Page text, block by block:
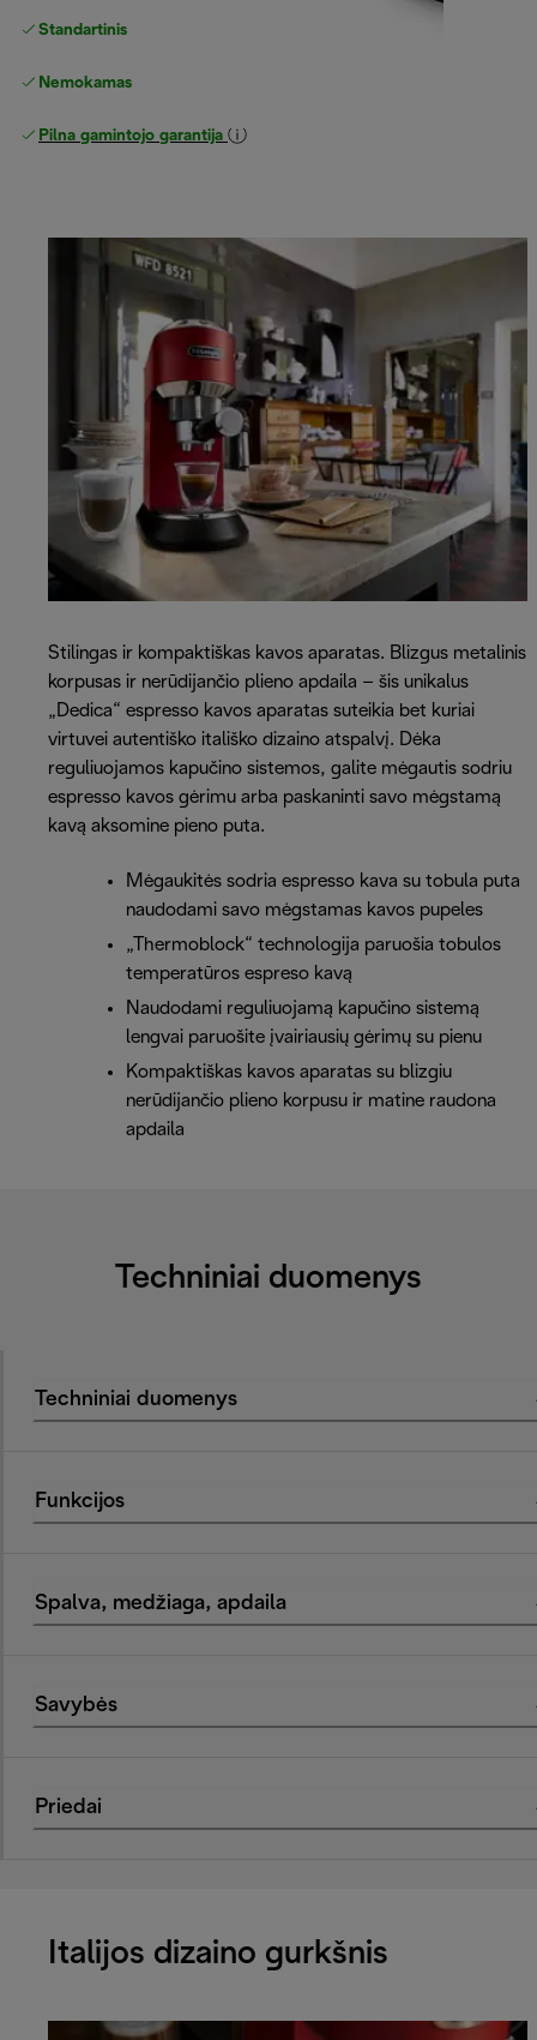
Standartinis nemokamas
Nemokamas grąžinimas
Pilna gamintojo garantija
Stilingas ir kompaktiškas kavos aparatas. Blizgus metalinis
korpusas ir nerūdijančio plieno apdaila – šis unikalus
„Dedica“ espresso kavos aparatas suteikia bet kuriai
virtuvei autentiško itališko dizaino atspalvį. Dėka
reguliuojamos kapučino sistemos, galite mėgautis sodriu
espresso kavos gėrimu arba paskaninti savo mėgstamą
kavą aksomine pieno puta.
Mėgaukitės sodria espresso kava su tobula puta
naudodami savo mėgstamas kavos pupeles
„Thermoblock“ technologija paruošia tobulos
temperatūros espreso kavą
Naudodami reguliuojamą kapučino sistemą
lengvai paruošite įvairiausių gėrimų su pienu
Kompaktiškas kavos aparatas su blizgiu
nerūdijančio plieno korpusu ir matine raudona
apdaila
Techniniai duomenys
Techniniai duomenys
Funkcijos
Spalva, medžiaga, apdaila
Savybės
Priedai
Italijos dizaino gurkšnis